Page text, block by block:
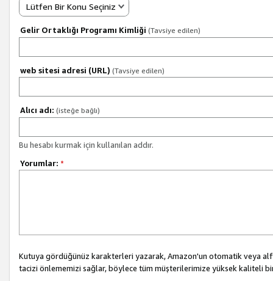
Lütfen Bir Konu Seçiniz
Gelir Ortaklığı Programı Kimliği (Tavsiye edilen)
web sitesi adresi (URL) (Tavsiye edilen)
Alıcı adı: (isteğe bağlı)
Bu hesabı kurmak için kullanılan addır.
Yorumlar: *
Kutuya gördüğünüz karakterleri yazarak, Amazon'un otomatik veya
tacizi önlememizi sağlar, böylece tüm müşterilerimize yüksek kaliteli